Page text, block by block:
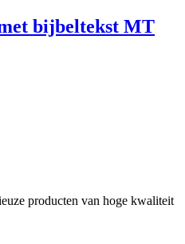
bijbeltekst MT
producten van hoge kwaliteit